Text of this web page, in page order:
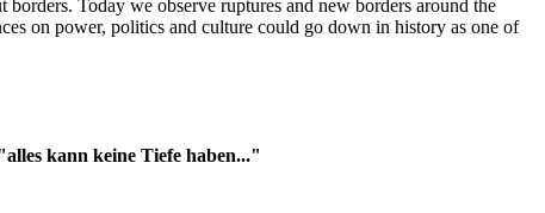
Today we observe ruptures and new borders around the
on power, politics and culture could go down in history as one of
kann keine Tiefe haben..."